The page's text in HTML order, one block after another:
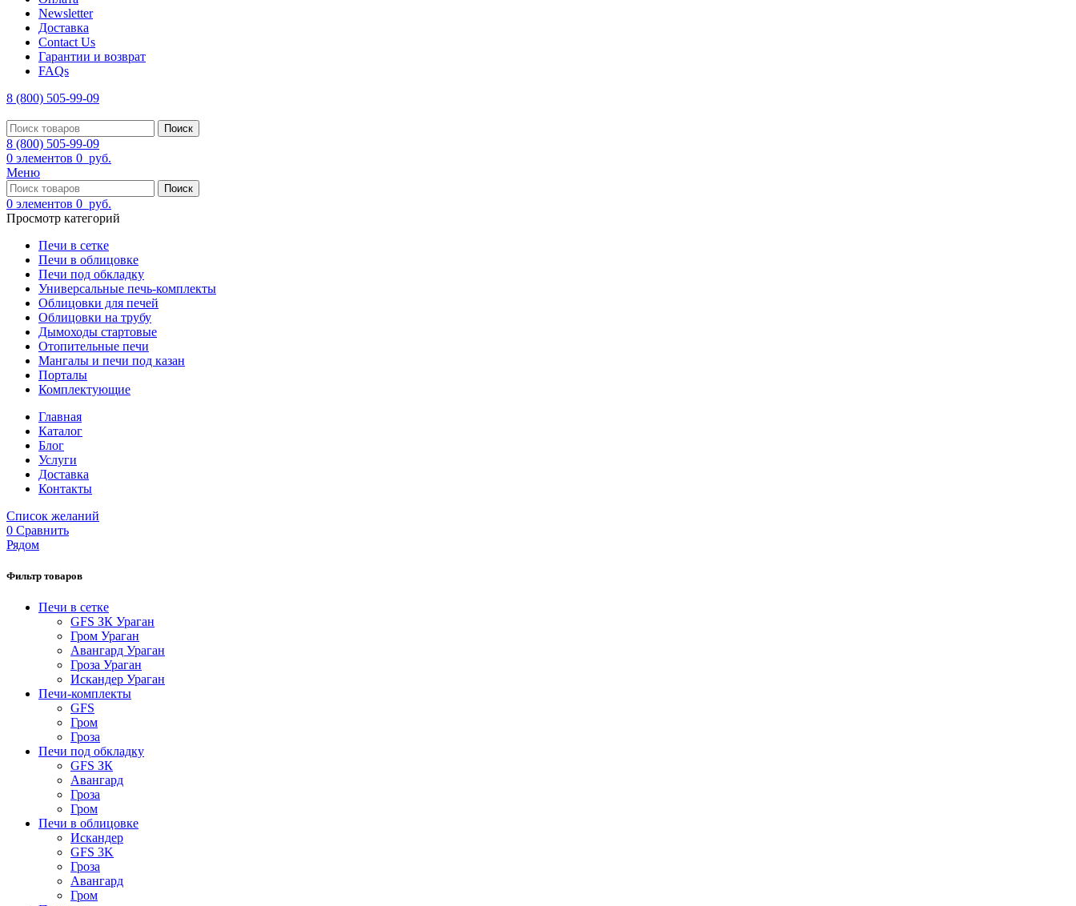
Newsletter
Доставка
Contact Us
Гарантии и возврат
FAQs
8 (800) 505-99-09
Поиск
8 (800) 505-99-09
0 элементов 0 руб.
Меню
Поиск
0 элементов 0 руб.
Просмотр категорий
Печи в сетке
Печи в облицовке
Печи под обкладку
Универсальные печь-комплекты
Облицовки для печей
Облицовки на трубу
Дымоходы стартовые
Отопительные печи
Мангалы и печи под казан
Порталы
Комплектующие
Главная
Каталог
Блог
Услуги
Доставка
Контакты
Список желаний
0 Сравнить
Рядом
Фильтр товаров
Печи в сетке
GFS ЗК Ураган
Гром Ураган
Авангард Ураган
Гроза Ураган
Искандер Ураган
Печи-комплекты
GFS
Гром
Гроза
Печи под обкладку
GFS ЗК
Авангард
Гроза
Гром
Печи в облицовке
Искандер
GFS 3K
Гроза
Авангард
Гром